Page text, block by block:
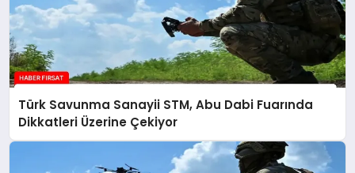
Türk Savunma Sanayii STM, Abu Dabi Fuarında
Dikkatleri Üzerine Çekiyor